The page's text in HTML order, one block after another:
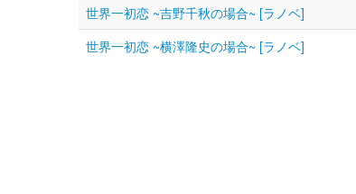
世界一初恋 ~吉野千秋の場合~ [ラノベ]
世界一初恋 ~横澤隆史の場合~ [ラノベ]